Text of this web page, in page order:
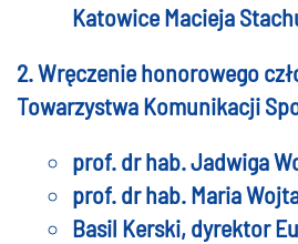
Katowice Macieja
2. Wręczenie honorowego
Towarzystwa Komunikacji
prof. dr hab. Jadwiga
prof. dr hab. Maria
Basil Kerski, dyrektor